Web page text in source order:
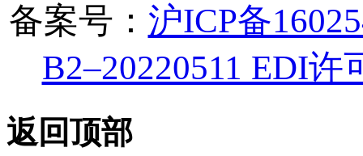
备案号： 沪ICP备
B2–20220511 EDI许
返回顶部